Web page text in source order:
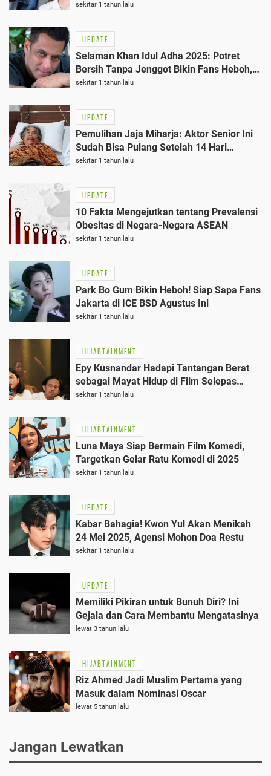
sekitar 1 tahun lalu
UPDATE
Selaman Khan Idul Adha 2025: Potret
Bersih Tanpa Jenggot Bikin Fans Heboh,
86 Komentar Positif Banjiri Akunnya
sekitar 1 tahun lalu
UPDATE
Pemulihan Jaja Miharja: Aktor Senior Ini
Sudah Bisa Pulang Setelah 14 Hari
Dirawat
sekitar 1 tahun lalu
UPDATE
10 Fakta Mengejutkan tentang Prevalensi
Obesitas di Negara-Negara ASEAN
sekitar 1 tahun lalu
UPDATE
Park Bo Gum Bikin Heboh! Siap Sapa Fans
Jakarta di ICE BSD Agustus Ini
sekitar 1 tahun lalu
HIJABTAINMENT
Epy Kusnandar Hadapi Tantangan Berat
sebagai Mayat Hidup di Film Selepas
Tahlil: 5 Fakta Menarik
sekitar 1 tahun lalu
HIJABTAINMENT
Luna Maya Siap Bermain Film Komedi,
Targetkan Gelar Ratu Komedi di 2025
sekitar 1 tahun lalu
UPDATE
Kabar Bahagia! Kwon Yul Akan Menikah
24 Mei 2025, Agensi Mohon Doa Restu
sekitar 1 tahun lalu
UPDATE
Memiliki Pikiran untuk Bunuh Diri? Ini
Gejala dan Cara Membantu Mengatasinya
lewat 3 tahun lalu
HIJABTAINMENT
Riz Ahmed Jadi Muslim Pertama yang
Masuk dalam Nominasi Oscar
lewat 5 tahun lalu
Jangan Lewatkan